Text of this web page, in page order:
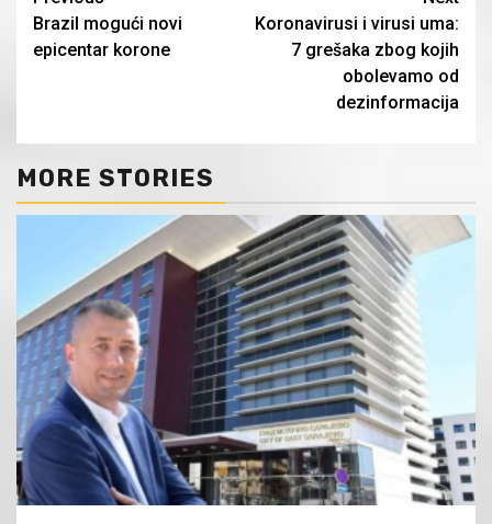
Reading
Brazil mogući novi
epicentar korone
Koronavirusi i virusi uma:
7 grešaka zbog kojih
obolevamo od
dezinformacija
MORE STORIES